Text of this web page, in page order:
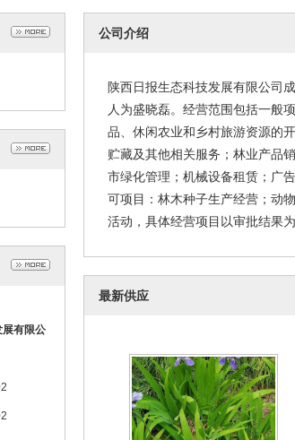
展有限公
公司介绍
陕西日报生态科技发展有限公司
人为盛晓磊。经营范围包括一般
品、休闲农业和乡村旅游资源的
贮藏及其他相关服务；林业产品
市绿化管理；机械设备租赁；广
可项目：林木种子生产经营；动
活动，具体经营项目以审批结果
最新供应